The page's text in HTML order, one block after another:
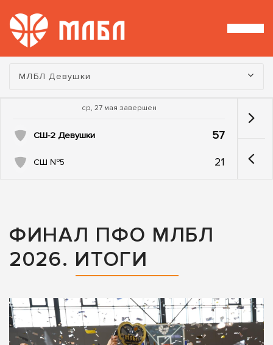
Турнир:
МЛБЛ Девушки
ср, 27 мая завершен
СШ-2 Девушки 57
СШ №5 21
ФИНАЛ ПФО МЛБЛ
2026. ИТОГИ